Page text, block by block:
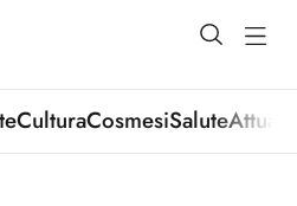
open
CulturaCosmesiSalute